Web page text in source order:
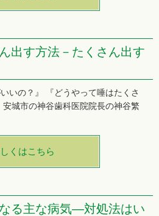
出す方法－たくさん出す
いの？』 『どうやって唾はたくさ
城市の神谷歯科医院院長の神谷繁
くはこちら
る主な病気―対処法はい